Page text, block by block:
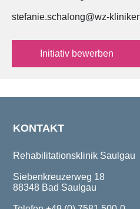
stefanie.schalong@wz-
Initiativ bewerben
KONTAKT
Rehabilitationsklinik Saulgau
Siebenkreuzerweg 18
88348 Bad Saulgau